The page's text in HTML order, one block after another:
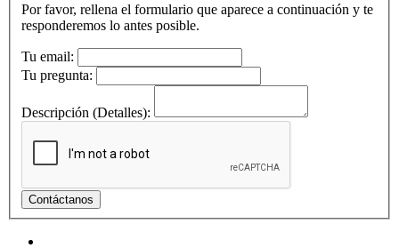
Por favor, rellena el formulario que aparece a continuación y te
responderemos lo antes posible.
Tu email:
Tu pregunta:
Descripción (Detalles):